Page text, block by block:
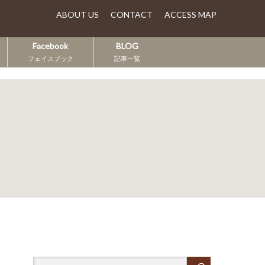
ABOUT US CONTACT ACCESS MAP
Facebook
フェイスブック
BLOG
記事一覧